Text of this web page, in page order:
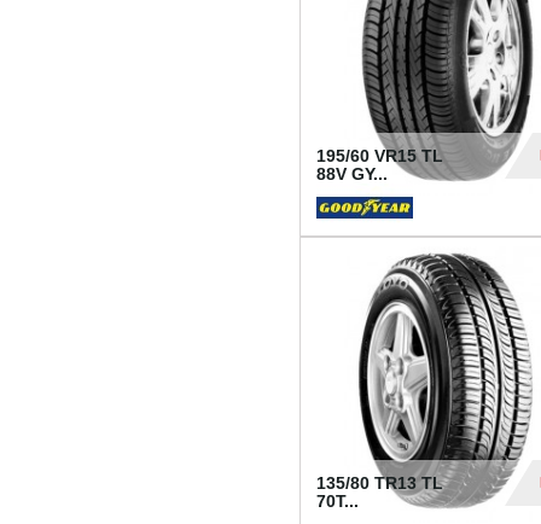
195/60 VR15 TL
88V GY...
135/80 TR13 TL
70T...